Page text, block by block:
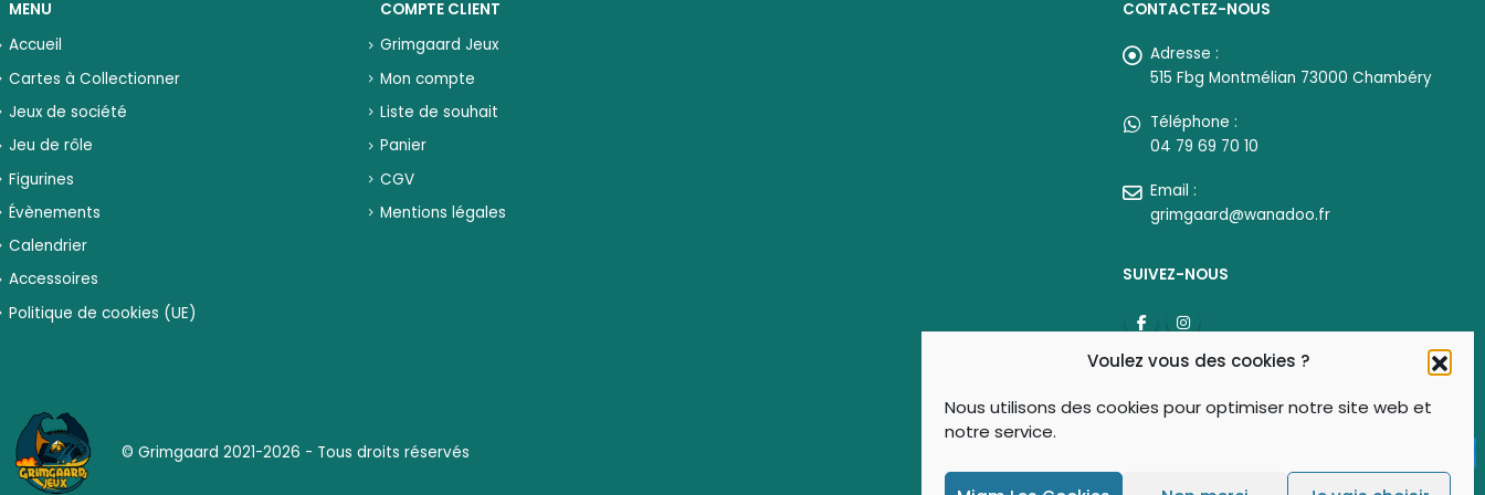
Voulez vous des cookies ?
Nous utilisons des cookies pour optimiser notre site web et
notre service.
MENU
Accueil
Cartes à Collectionner
Jeux de société
Jeu de rôle
Figurines
Évènements
Calendrier
Accessoires
Politique de cookies (UE)
COMPTE CLIENT
Grimgaard Jeux
Mon compte
Liste de souhait
Panier
CGV
Mentions légales
CONTACTEZ-NOUS
Adresse :
515 Fbg Montmélian 73000 Chambéry
Téléphone :
04 79 69 70 10
Email :
grimgaard@wanadoo.fr
SUIVEZ-NOUS
© Grimgaard 2021-2026 - Tous droits réservés